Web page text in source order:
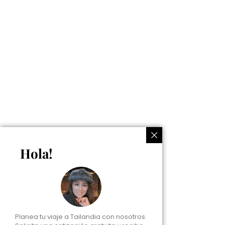
Hola!
Planea tu viaje a Tailandia con nosotros.